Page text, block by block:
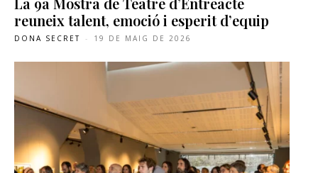
reuneix talent, emoció i esperit d’equip
DONA SECRET - 19 DE MAIG DE 2026